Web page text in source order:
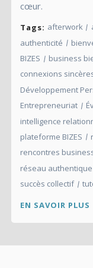
cœur.
Tags: afterwork
authenticité
BIZES
business
connexions
Développement
Entrepreneuriat
intelligence
plateforme BIZES
rencontres
réseau authentique
succès collectif
EN SAVOIR PLUS